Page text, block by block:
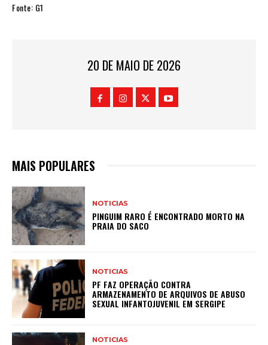
Fonte: G1
20 DE MAIO DE 2026
MAIS POPULARES
NOTICIAS
PINGUIM RARO É ENCONTRADO MORTO NA
PRAIA DO SACO
NOTICIAS
PF FAZ OPERAÇÃO CONTRA
ARMAZENAMENTO DE ARQUIVOS DE ABUSO
SEXUAL INFANTOJUVENIL EM SERGIPE
NOTICIAS